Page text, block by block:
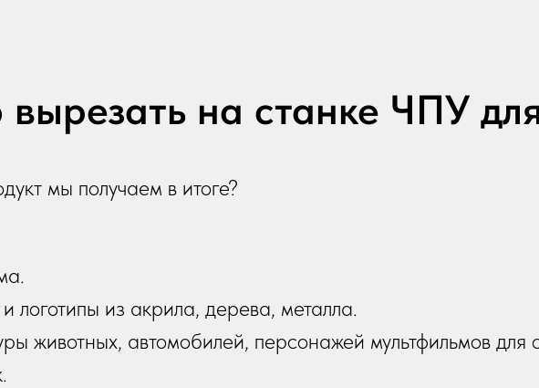
на станке ЧПУ
мы получаем в итоге?
логотипы из акрила, дерева, металла.
животных, автомобилей, персонажей мультфильмов